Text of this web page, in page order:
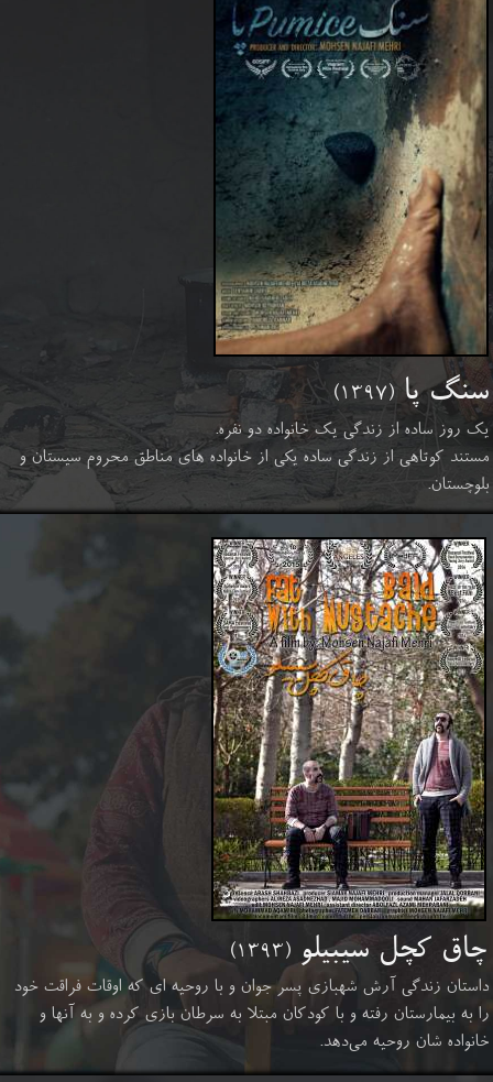
سنگ پا (۱۳۹۷)
یک روز ساده از زندگی یک خانواده دو نفره.
مستند کوتاهی از زندگی ساده یکی از خانواده های مناطق محروم سیستان و
بلوچستان.
چاق کچل سیبیلو (۱۳۹۳)
داستان زندگی آرش شهبازی پسر جوان و با روحیه ای که اوقات فراقت خود
را به بیمارستان رفته و با کودکان مبتلا به سرطان بازی کرده و به آنها و
خانواده شان روحیه می‌دهد.